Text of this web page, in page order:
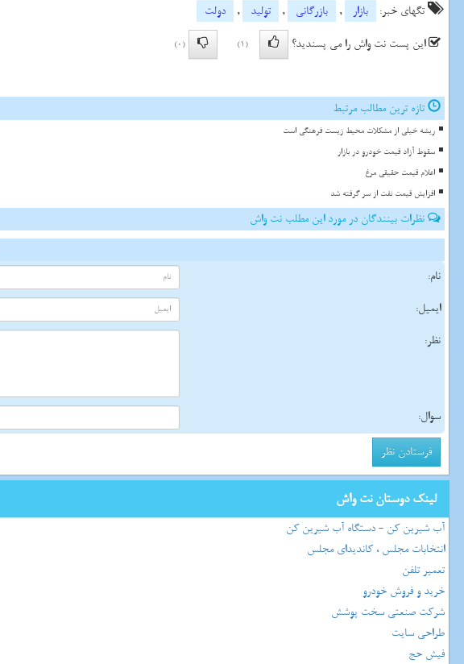
تگهای خبر:
بازار , بازرگانی , تولید ,
دولت
این پست نت واش را می پسندید؟
(1)
(0)
تازه ترین مطالب مرتبط
ریشه خیلی از مشکلات محیط زیست فرهنگی است
سقوط آزاد قیمت خودرو در بازار
اعلام قیمت حقیقی مرغ
افزایش قیمت نفت از سر گرفته شد
نظرات بینندگان در مورد این مطلب نت واش
نام:
ایمیل:
نظر:
سوال:
لینک دوستان نت واش
آب شیرین کن - دستگاه آب شیرین کن
انتخابات مجلس ، کاندیدای مجلس
تعمیر تلفن
خرید و فروش خودرو
شرکت صنعتی سخت پوشش
طراحی سایت
فیش حج